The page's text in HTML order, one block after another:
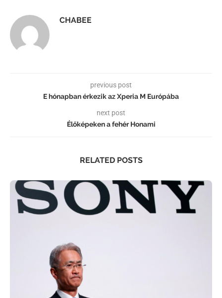
CHABEE
previous post
E hónapban érkezik az Xperia M Európába
next post
Élőképeken a fehér Honami
RELATED POSTS